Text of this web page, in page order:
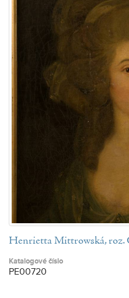
Henrietta Mittrowská, roz.
Katalogové číslo
PE00720